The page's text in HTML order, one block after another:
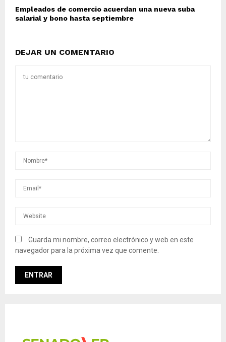
Empleados de comercio acuerdan una nueva suba
salarial y bono hasta septiembre
DEJAR UN COMENTARIO
Guarda mi nombre, correo electrónico y web en este
navegador para la próxima vez que comente.